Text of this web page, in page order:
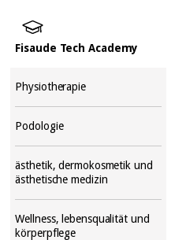
Fisaude Tech Academy
Physiotherapie
Podologie
ästhetik, dermokosmetik und
ästhetische medizin
Wellness, lebensqualität und
körperpflege